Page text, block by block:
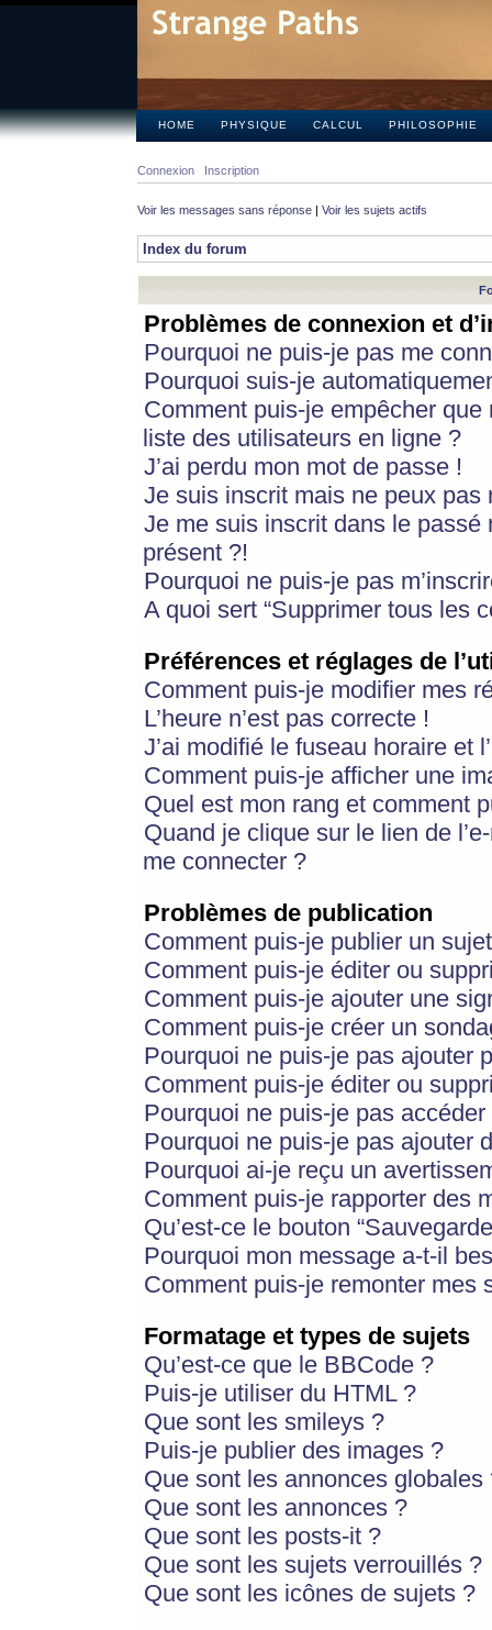
HOME PHYSIQUE CALCUL PHILOSOPHIE
Connexion Inscription
Voir les messages sans réponse | Voir les sujets actifs
Index du forum
Problèmes de connexion et
Pourquoi ne puis-je pas me
Pourquoi suis-je
Comment puis-je empêcher
liste des utilisateurs en ligne ?
J’ai perdu mon mot de passe !
Je suis inscrit mais ne peux pas
Je me suis inscrit dans le
présent ?!
Pourquoi ne puis-je pas
A quoi sert “Supprimer tous les
Préférences et réglages de
Comment puis-je modifier mes
L’heure n’est pas correcte !
J’ai modifié le fuseau horaire et
Comment puis-je afficher une
Quel est mon rang et comment
Quand je clique sur le lien de
me connecter ?
Problèmes de publication
Comment puis-je publier un
Comment puis-je éditer ou
Comment puis-je ajouter une
Comment puis-je créer un
Pourquoi ne puis-je pas ajouter
Comment puis-je éditer ou
Pourquoi ne puis-je pas
Pourquoi ne puis-je pas ajouter
Pourquoi ai-je reçu un
Comment puis-je rapporter des
Qu’est-ce le bouton
Pourquoi mon message a-t-il
Comment puis-je remonter mes
Formatage et types de sujets
Qu’est-ce que le BBCode ?
Puis-je utiliser du HTML ?
Que sont les smileys ?
Puis-je publier des images ?
Que sont les annonces globales
Que sont les annonces ?
Que sont les posts-it ?
Que sont les sujets verrouillés ?
Que sont les icônes de sujets ?